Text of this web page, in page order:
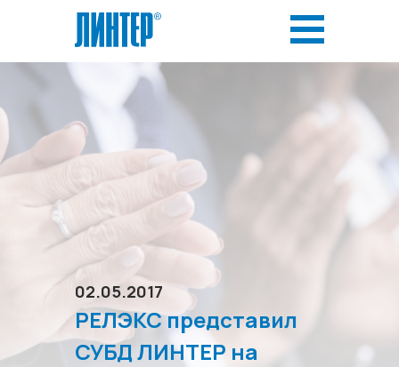
02.05.2017
РЕЛЭКС представил
СУБД ЛИНТЕР на